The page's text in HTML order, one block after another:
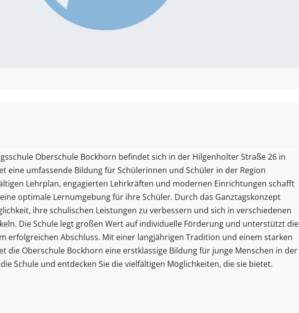
Oberschule Bockhorn befindet sich in der Hilgenholter Straße 26 in
eine umfassende Bildung für Schülerinnen und Schüler in der Region
Lehrplan, engagierten Lehrkräften und modernen Einrichtungen schafft
optimale Lernumgebung für ihre Schüler. Durch das Ganztagskonzept
ihre schulischen Leistungen zu verbessern und sich in verschiedenen
Die Schule legt großen Wert auf individuelle Förderung und unterstützt die
erfolgreichen Abschluss. Mit einer langjährigen Tradition und einem starken
die Oberschule Bockhorn eine erstklassige Bildung für junge Menschen in der
Schule und entdecken Sie die vielfältigen Möglichkeiten, die sie bietet.